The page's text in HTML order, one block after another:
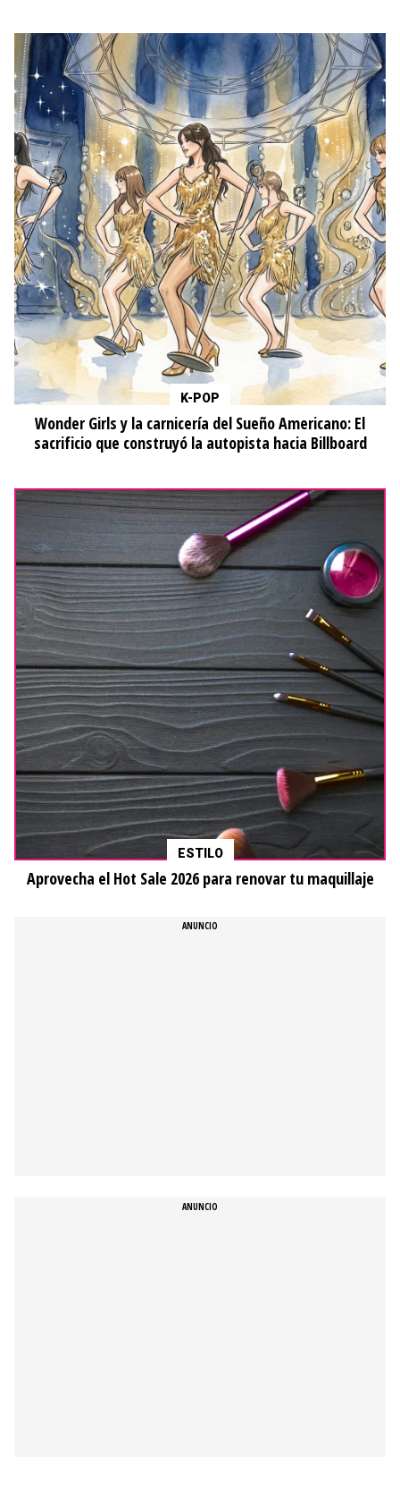
K-POP
Wonder Girls y la carnicería del Sueño Americano: El
sacrificio que construyó la autopista hacia Billboard
ESTILO
Aprovecha el Hot Sale 2026 para renovar tu maquillaje